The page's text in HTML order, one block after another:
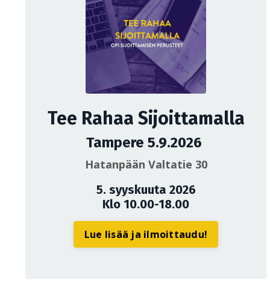
Tee Rahaa Sijoittamalla
Tampere 5.9.2026
Hatanpään Valtatie 30
5. syyskuuta 2026
Klo 10.00-18.00
Lue lisää ja ilmoittaudu!